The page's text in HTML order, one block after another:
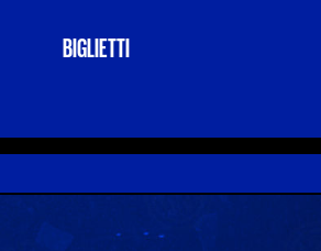
BIGLIETTI